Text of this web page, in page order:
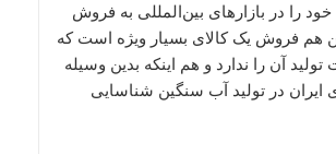
را در بازارهای بین‌المللی به فروش
هم فروش یک کالای بسیار ویژه است که
آن را ندارد و هم اینکه بدین وسیله
ایران در تولید آب سنگین شناسایی